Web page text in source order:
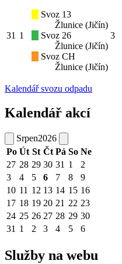
31 1
Svoz 13
Žlunice (Jičín)
Svoz 26
Žlunice (Jičín)
Svoz CH
Žlunice (Jičín)
3
Kalendář svozu odpadu
Kalendář akcí
Srpen2026
Po Út St Čt Pá So Ne
27 28 29 30 31 1
2
3
4 5 6 7 8
9
10 11 12 13 14 15 16
17 18 19 20 21 22 23
24 25 26 27 28 29 30
31 1 2 3 4 5 6
Služby na webu